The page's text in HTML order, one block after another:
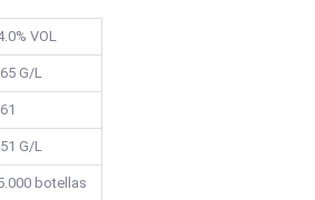
VOL
G/L
G/L
botellas